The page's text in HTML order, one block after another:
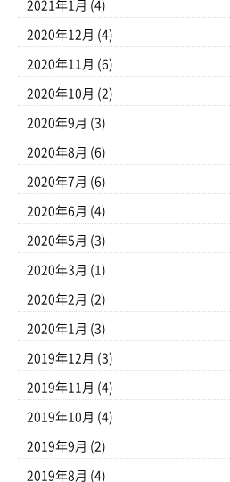
2021年1月 (4)
2020年12月 (4)
2020年11月 (6)
2020年10月 (2)
2020年9月 (3)
2020年8月 (6)
2020年7月 (6)
2020年6月 (4)
2020年5月 (3)
2020年3月 (1)
2020年2月 (2)
2020年1月 (3)
2019年12月 (3)
2019年11月 (4)
2019年10月 (4)
2019年9月 (2)
2019年8月 (4)